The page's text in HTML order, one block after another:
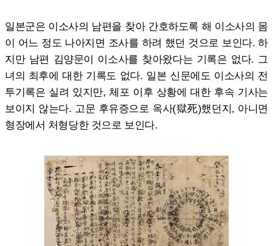
일본군은 이소사의 남편을 찾아 간호하도록 해 이소사의 몸
이 어느 정도 나아지면 조사를 하려 했던 것으로 보인다. 하
지만 남편 김양문이 이소사를 찾아왔다는 기록은 없다. 그
녀의 최후에 대한 기록도 없다. 일본 신문에도 이소사의 전
투기록은 실려 있지만, 체포 이후 상황에 대한 후속 기사는
보이지 않는다. 고문 후유증으로 옥사(獄死)했던지, 아니면
형장에서 처형당한 것으로 보인다.